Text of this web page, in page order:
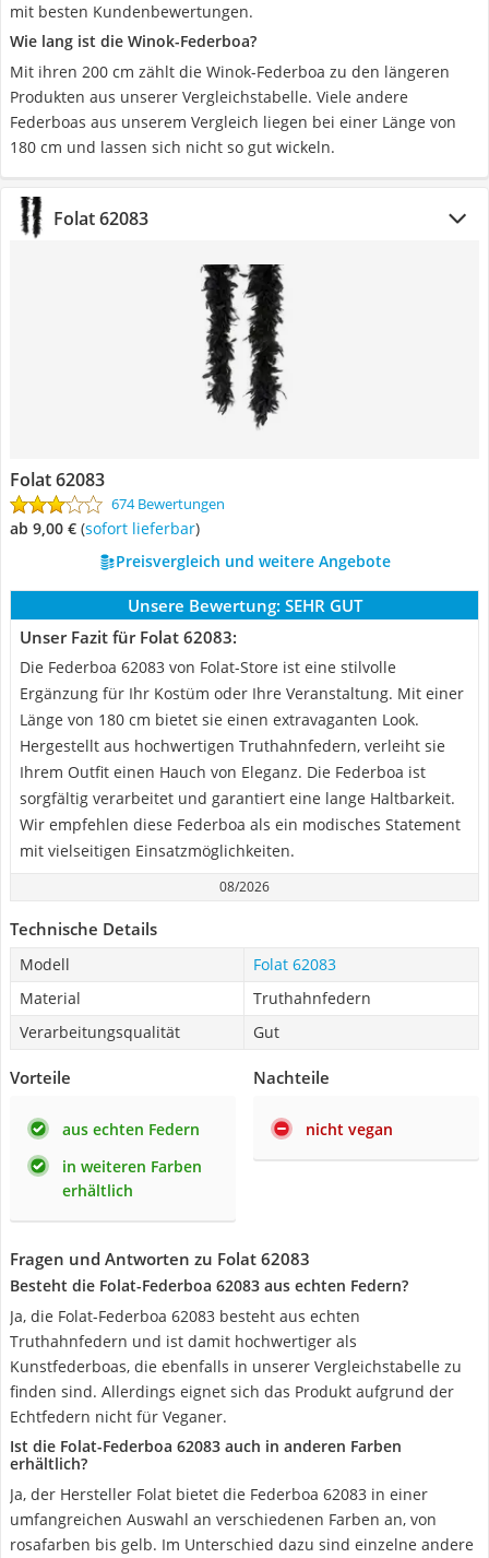
mit besten Kundenbewertungen.
Wie lang ist die Winok-Federboa?
Mit ihren 200 cm zählt die Winok-Federboa zu den längeren
Produkten aus unserer Vergleichstabelle. Viele andere
Federboas aus unserem Vergleich liegen bei einer Länge von
180 cm und lassen sich nicht so gut wickeln.
Folat 62083
Folat 62083
674 Bewertungen
ab 9,00 € ( Sofort lieferbar)
Preisvergleich und weitere Angebote
Unsere Bewertung: SEHR GUT
Unser Fazit für Folat 62083:
Die Federboa‎ 62083 von Folat-Store ist eine stilvolle
Ergänzung für Ihr Kostüm oder Ihre Veranstaltung. Mit einer
Länge von 180 cm bietet sie einen extravaganten Look.
Hergestellt aus hochwertigen Truthahnfedern, verleiht sie
Ihrem Outfit einen Hauch von Eleganz. Die Federboa‎ ist
sorgfältig verarbeitet und garantiert eine lange Haltbarkeit.
Wir empfehlen diese Federboa‎ als ein modisches Statement
mit vielseitigen Einsatzmöglichkeiten.
08/2026
Technische Details
Modell
Folat 62083
Material
Truthahnfedern
Verarbeitungsqualität
Gut
Vorteile
aus echten Federn
in weiteren Farben
erhältlich
Nachteile
nicht vegan
Fragen und Antworten zu Folat 62083
Besteht die Folat-Federboa 62083 aus echten Federn?
Ja, die Folat-Federboa 62083 besteht aus echten
Truthahnfedern und ist damit hochwertiger als
Kunstfederboas, die ebenfalls in unserer Vergleichstabelle zu
finden sind. Allerdings eignet sich das Produkt aufgrund der
Echtfedern nicht für Veganer.
Ist die Folat-Federboa 62083 auch in anderen Farben
erhältlich?
Ja, der Hersteller Folat bietet die Federboa 62083 in einer
umfangreichen Auswahl an verschiedenen Farben an, von
rosafarben bis gelb. Im Unterschied dazu sind einzelne andere